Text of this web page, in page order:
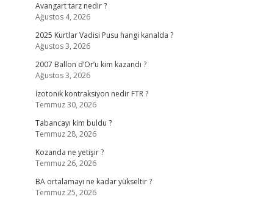
Avangart tarz nedir ?
Ağustos 4, 2026
2025 Kurtlar Vadisi Pusu hangi kanalda ?
Ağustos 3, 2026
2007 Ballon d’Or’u kim kazandı ?
Ağustos 3, 2026
İzotonik kontraksiyon nedir FTR ?
Temmuz 30, 2026
Tabancayı kim buldu ?
Temmuz 28, 2026
Kozanda ne yetişir ?
Temmuz 26, 2026
BA ortalamayı ne kadar yükseltir ?
Temmuz 25, 2026